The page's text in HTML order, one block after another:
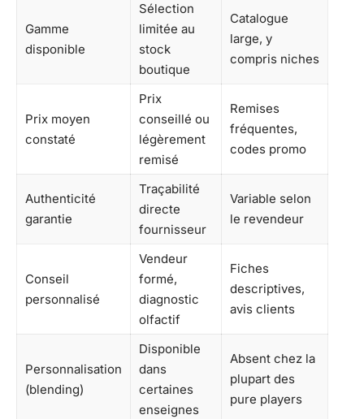
Gamme
disponible
Sélection
limitée au
stock
boutique
Catalogue
large, y
compris niches
Prix moyen
constaté
Prix
conseillé ou
légèrement
remisé
Remises
fréquentes,
codes promo
Authenticité
garantie
Traçabilité
directe
fournisseur
Variable selon
le revendeur
Conseil
personnalisé
Vendeur
formé,
diagnostic
olfactif
Fiches
descriptives,
avis clients
Personnalisation
(blending)
Disponible
dans
certaines
enseignes
Absent chez la
plupart des
pure players